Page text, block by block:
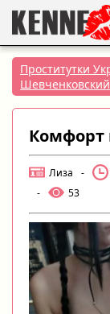
Города:
Проститутки
Шевченковский
Комфорт
Лиза -
-
53